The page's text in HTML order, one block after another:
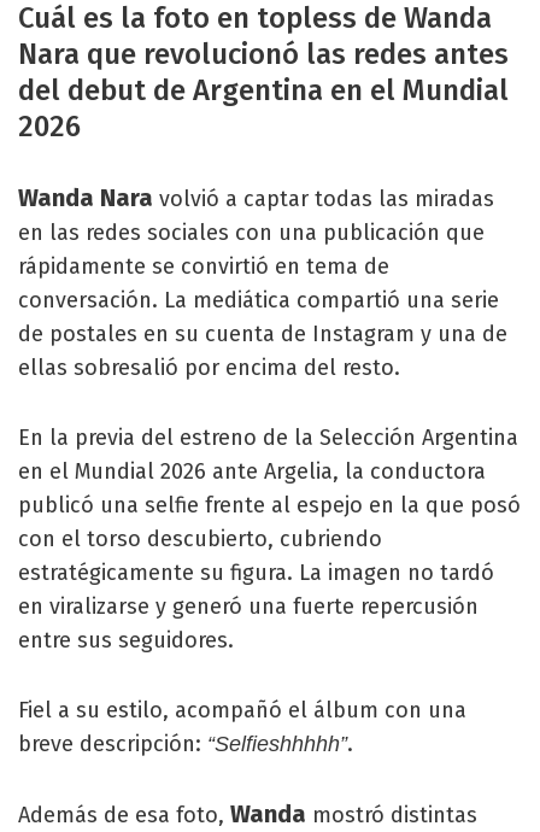
Cuál es la foto en topless de Wanda
Nara que revolucionó las redes antes
del debut de Argentina en el Mundial
2026
Wanda Nara volvió a captar todas las miradas
en las redes sociales con una publicación que
rápidamente se convirtió en tema de
conversación. La mediática compartió una serie
de postales en su cuenta de Instagram y una de
ellas sobresalió por encima del resto.
En la previa del estreno de la Selección Argentina
en el Mundial 2026 ante Argelia, la conductora
publicó una selfie frente al espejo en la que posó
con el torso descubierto, cubriendo
estratégicamente su figura. La imagen no tardó
en viralizarse y generó una fuerte repercusión
entre sus seguidores.
Fiel a su estilo, acompañó el álbum con una
breve descripción: “Selfieshhhhh”.
Además de esa foto, Wanda mostró distintas